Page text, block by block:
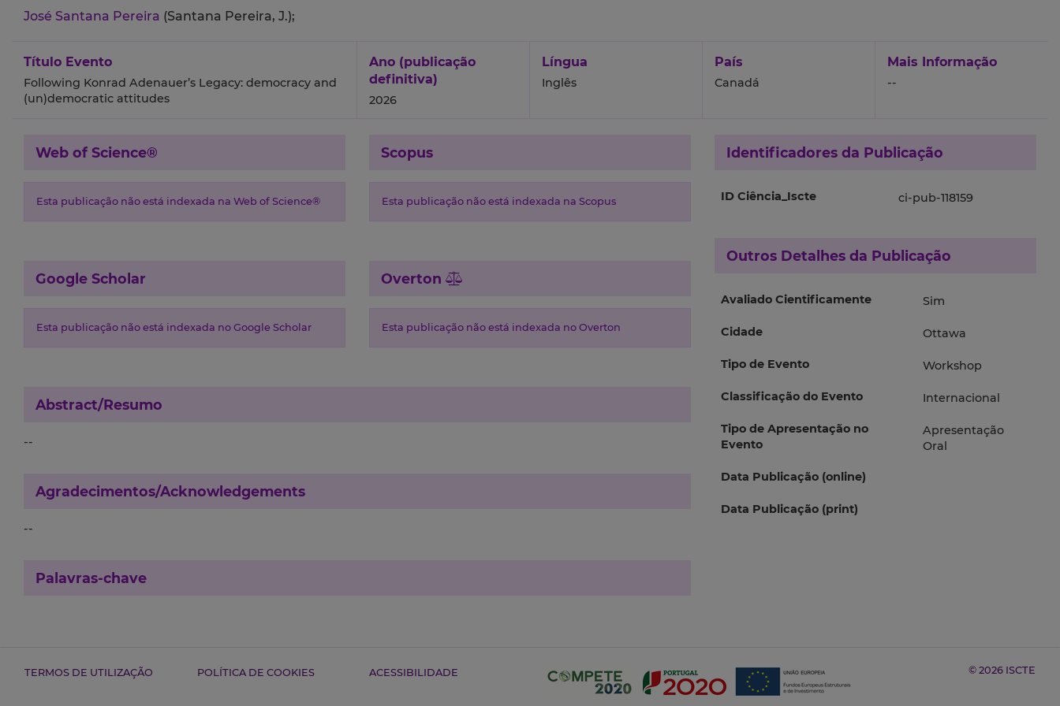
José Santana Pereira (Santana Pereira, J.);
Título Evento
Following Konrad Adenauer’s Legacy: democracy and
(un)democratic attitudes
Ano (publicação
definitiva)
2026
Língua
Inglês
País
Canadá
Mais Informação
--
Web of Science®
Esta publicação não está indexada na Web of Science®
Scopus
Esta publicação não está indexada na Scopus
Google Scholar
Esta publicação não está indexada no Google Scholar
Overton
Esta publicação não está indexada no Overton
Abstract/Resumo
--
Agradecimentos/Acknowledgements
--
Palavras-chave
Identificadores da Publicação
ID Ciência_Iscte ci-pub-118159
Outros Detalhes da Publicação
Avaliado Cientificamente Sim
Cidade Ottawa
Tipo de Evento Workshop
Classificação do Evento Internacional
Tipo de Apresentação no
Evento
Apresentação
Oral
Data Publicação (online)
Data Publicação (print)
TERMOS DE UTILIZAÇÃO POLÍTICA DE COOKIES ACESSIBILIDADE © 2026 ISCTE